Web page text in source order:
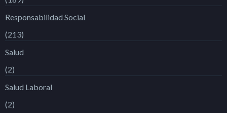
Responsabilidad Social
(213)
Salud
(2)
Salud Laboral
(2)